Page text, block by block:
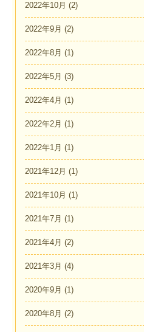
2022年10月 (2)
2022年9月 (2)
2022年8月 (1)
2022年5月 (3)
2022年4月 (1)
2022年2月 (1)
2022年1月 (1)
2021年12月 (1)
2021年10月 (1)
2021年7月 (1)
2021年4月 (2)
2021年3月 (4)
2020年9月 (1)
2020年8月 (2)